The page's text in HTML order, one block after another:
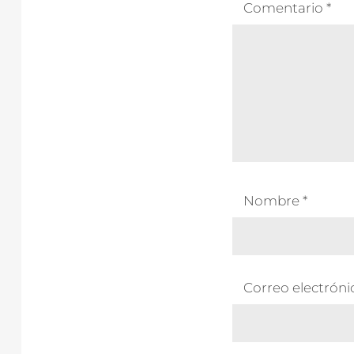
Comentario *
Nombre *
Correo